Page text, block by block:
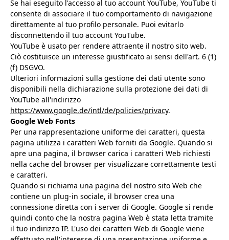
Se hai eseguito l'accesso al tuo account YouTube, YouTube ti
consente di associare il tuo comportamento di navigazione
direttamente al tuo profilo personale. Puoi evitarlo
disconnettendo il tuo account YouTube.
YouTube è usato per rendere attraente il nostro sito web.
Ciò costituisce un interesse giustificato ai sensi dell'art. 6 (1)
(f) DSGVO.
Ulteriori informazioni sulla gestione dei dati utente sono
disponibili nella dichiarazione sulla protezione dei dati di
YouTube all'indirizzo
https://www.google.de/intl/de/policies/privacy.
Google Web Fonts
Per una rappresentazione uniforme dei caratteri, questa
pagina utilizza i caratteri Web forniti da Google. Quando si
apre una pagina, il browser carica i caratteri Web richiesti
nella cache del browser per visualizzare correttamente testi
e caratteri.
Quando si richiama una pagina del nostro sito Web che
contiene un plug-in sociale, il browser crea una
connessione diretta con i server di Google. Google si rende
quindi conto che la nostra pagina Web è stata letta tramite
il tuo indirizzo IP. L'uso dei caratteri Web di Google viene